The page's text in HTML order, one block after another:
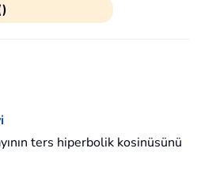
ters hiperbolik kosinüsünü